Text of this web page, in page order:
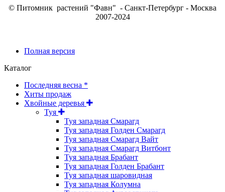
© Питомник растений "Фавн" - Санкт-Петербург - Москва
2007-2024
Полная версия
Каталог
Последняя весна *
Хиты продаж
Хвойные деревья
Туя
Туя западная Смарагд
Туя западная Голден Смарагд
Туя западная Смарагд Вайт
Туя западная Смарагд Витбонт
Туя западная Брабант
Туя западная Голден Брабант
Туя западная шаровидная
Туя западная Колумна